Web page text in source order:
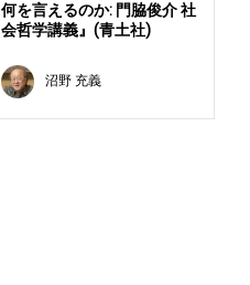
何を言えるのか: 門脇俊介 社
会哲学講義』(青土社)
沼野 充義